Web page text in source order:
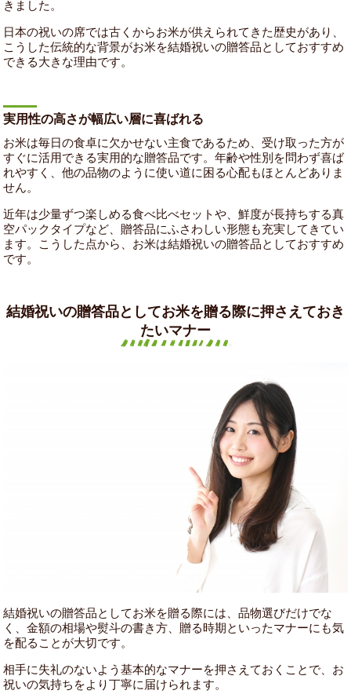
きました。
日本の祝いの席では古くからお米が供えられてきた歴史があり、
こうした伝統的な背景がお米を結婚祝いの贈答品としておすすめ
できる大きな理由です。
実用性の高さが幅広い層に喜ばれる
お米は毎日の食卓に欠かせない主食であるため、受け取った方が
すぐに活用できる実用的な贈答品です。年齢や性別を問わず喜ば
れやすく、他の品物のように使い道に困る心配もほとんどありま
せん。
近年は少量ずつ楽しめる食べ比べセットや、鮮度が長持ちする真
空パックタイプなど、贈答品にふさわしい形態も充実してきてい
ます。こうした点から、お米は結婚祝いの贈答品としておすすめ
です。
結婚祝いの贈答品としてお米を贈る際に押さえておき
たいマナー
結婚祝いの贈答品としてお米を贈る際には、品物選びだけでな
く、金額の相場や熨斗の書き方、贈る時期といったマナーにも気
を配ることが大切です。
相手に失礼のないよう基本的なマナーを押さえておくことで、お
祝いの気持ちをより丁寧に届けられます。